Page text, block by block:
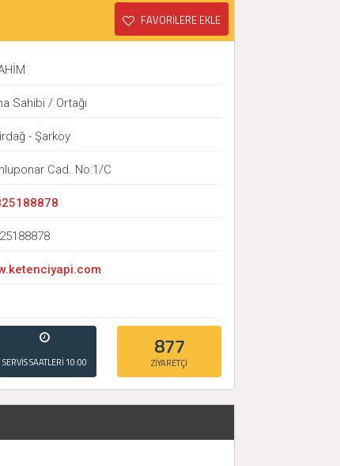
FAVORİLERE EKLE
Sahibi / Ortağı
- Şarköy
Cad. No:1/C
SERVİS SAATLERİ 10:00
- 20:00
877
ZİYARETÇİ